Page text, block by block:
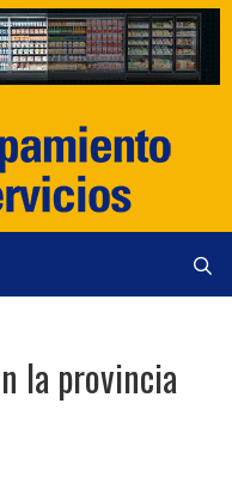
la provincia